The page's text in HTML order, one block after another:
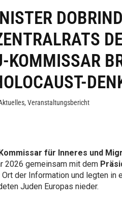
KOMMISSAR
, Veranstaltungsbericht
für Inneres und
2026 gemeinsam mit dem
Ort der Information und legten in
Juden Europas nieder.